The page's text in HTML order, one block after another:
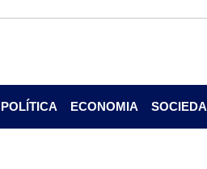
POLÍTICA ECONOMIA